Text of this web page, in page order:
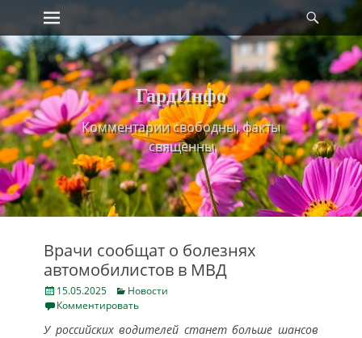
Skip
to
content
Primary Menu
ГардИнфо
Комментарии свободны, факты
священны
Врачи сообщат о болезнях
автомобилистов в МВД
Posted
on
15.05.2025 Categories
Новости
Комментировать
У российских водителей станет больше шансов